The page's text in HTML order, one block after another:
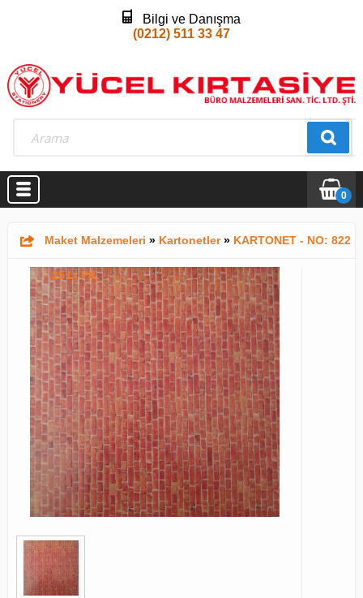
Bilgi ve Danışma
(0212) 511 33 47
0
Maket Malzemeleri » Kartonetler» KARTONET - NO: 822
- 25'Lİ PK.